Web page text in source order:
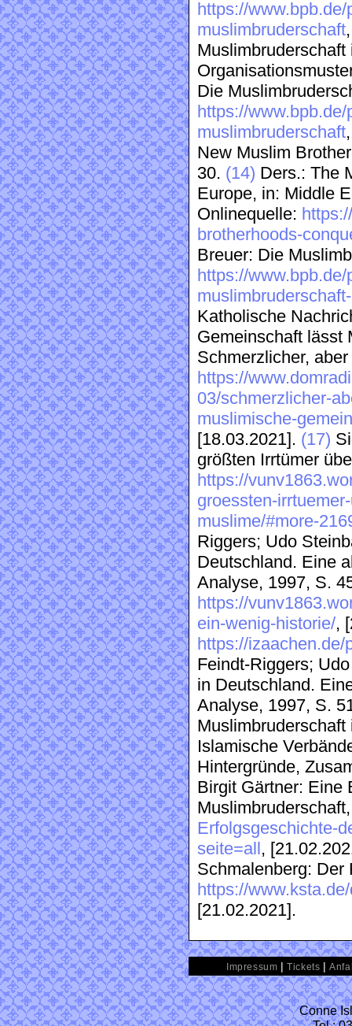
https://
muslimbruderschaft
Die
https://
muslimbruderschaft
New Muslim
30. (14) Ders.: The
Europe, in: Middle
Onlinequelle:
brotherhoods-
Breuer: Die
https://
Katholische
Gemeinschaft lässt
Schmerzlicher,
https://
03/schmerzlicher-
muslimische-
[18.03.2021]. (17)
größten Irrtümer
https://
groessten-
muslime/#more-
Riggers; Udo
Deutschland. Eine
Analyse, 1997, S.
https://
ein-wenig-historie/,
https://izaachen.de/
Feindt-Riggers;
in Deutschland.
Analyse, 1997, S.
Islamische
Hintergründe,
Birgit Gärtner: Eine
Erfolgsgeschichte-
seite=all ,
Schmalenberg: Der
https://
[21.02.2021].
Impressum |Tickets |
Conne